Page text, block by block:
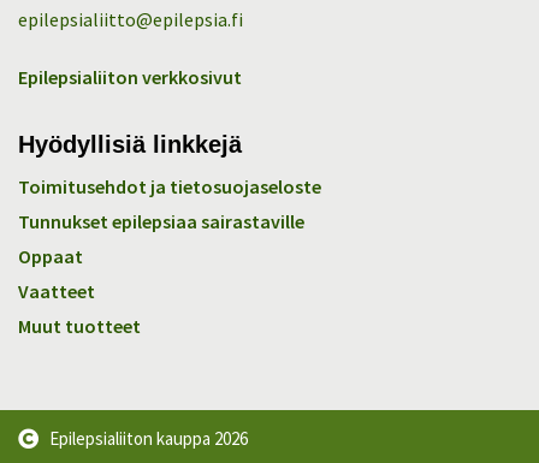
epilepsialiitto@epilepsia.fi
Epilepsialiiton verkkosivut
Hyödyllisiä linkkejä
Toimitusehdot ja tietosuojaseloste
Tunnukset epilepsiaa sairastaville
Oppaat
Vaatteet
Muut tuotteet
Epilepsialiiton kauppa 2026